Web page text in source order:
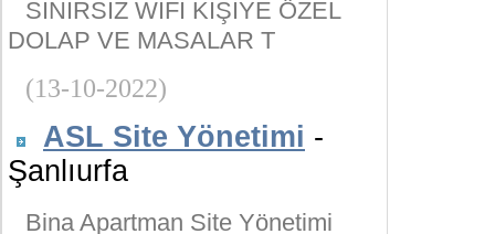
SINIRSIZ WİFİ KİŞİYE ÖZEL
DOLAP VE MASALAR T
(13-10-2022)
ASL Site Yönetimi -
Şanlıurfa
Bina Apartman Site Yönetimi